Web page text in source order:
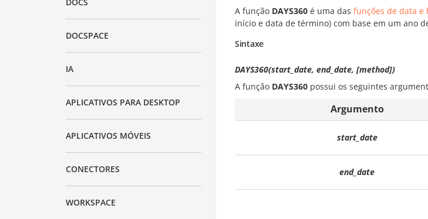
DOCSPACE
IA
APLICATIVOS PARA DESKTOP
APLICATIVOS MÓVEIS
CONECTORES
WORKSPACE
A função DAYS360 é uma das funções de data e
início e data de término) com base em um ano
Sintaxe
DAYS360(start_date, end_date, [method])
A função DAYS360 possui os seguintes
Argumento
start_date
end_date